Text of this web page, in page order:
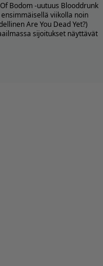
Bodom -uutuus Blooddrunk
viikolla noin
Are You Dead Yet?)
sijoitukset näyttävät